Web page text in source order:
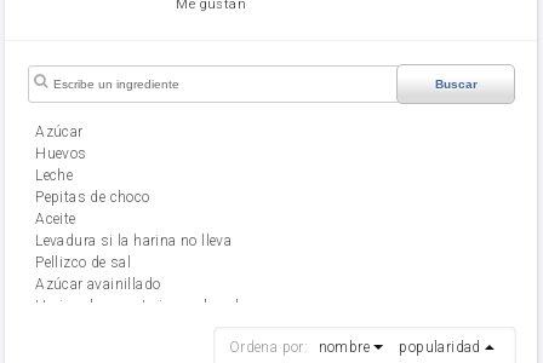
Me gustan
Buscar
Azúcar
huevos
leche
Pepitas de choco
aceite
Levadura si la harina no lleva
Pellizco de sal
Azúcar avainillado
Harina de reposteria con levadura
Ordena por: nombre popularidad